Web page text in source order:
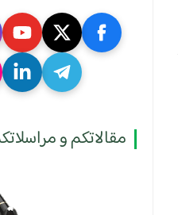
مقالاتكم و